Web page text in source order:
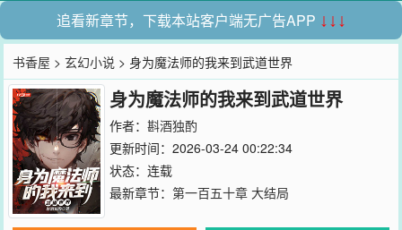
追看新章节，下载本站客户端无广告APP ↓↓↓
书香屋 >玄幻小说 > 身为魔法师的我来到武道世界
身为魔法师的我来到武道世界
作者： 斟酒独酌
更新时间：2026-03-24 00:22:34
状态：连载
最新章节： 第一百五十章 大结局